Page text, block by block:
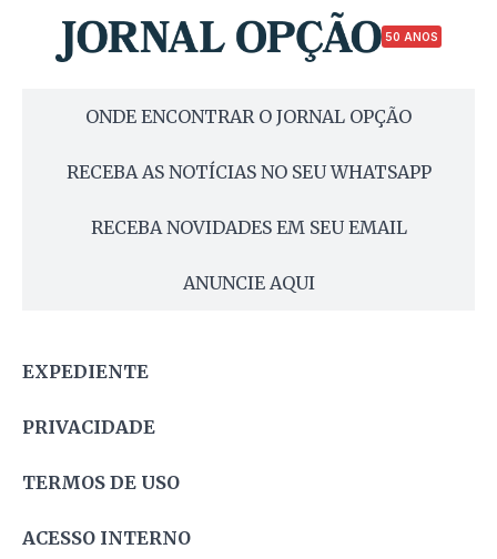
50 ANOS
ONDE ENCONTRAR O JORNAL OPÇÃO
RECEBA AS NOTÍCIAS NO SEU WHATSAPP
RECEBA NOVIDADES EM SEU EMAIL
ANUNCIE AQUI
EXPEDIENTE
PRIVACIDADE
TERMOS DE USO
ACESSO INTERNO